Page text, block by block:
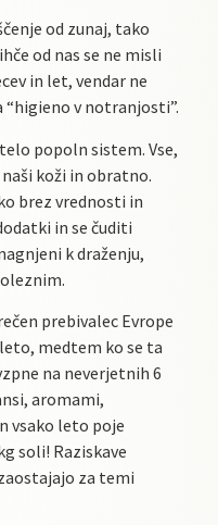
od zunaj, tako
od nas se ne misli
in let, vendar ne
v notranjosti”.
popoln sistem. Vse,
koži in obratno.
brez vrednosti in
in se čuditi
k draženju,
prebivalec Evrope
medtem ko se ta
na neverjetnih 6
aromami,
vsako leto poje
soli! Raziskave
za temi